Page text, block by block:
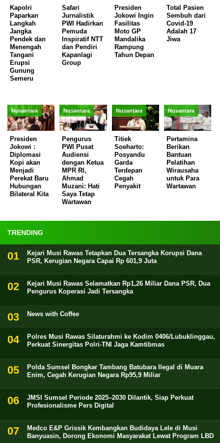
Kapolri
Paparkan
Langkah
Jangka
Pendek dan
Menengah
Tangani
Erupsi
Gunung
Semeru
Safari
Jurnalistik
PWI Hadirkan
Pemuda
Inspiratif NTT
dan Pendiri
Kapanlagi
Group
Presiden
Jokowi Ingin
Fasilitas
Moto GP
Mandalika
Rampung
Tahun Depan
Total Pasien
Sembuh dari
Covid-19
Adalah 17
Jiwa
Nusantara
Presiden
Jokowi :
Diplomasi
Kopi akan
Menjadi
Perekat Baru
Hubungan
Bilateral Kita
Nusantara
Pengurus
PWI Pusat
Audiensi
dengan Ketua
MPR RI,
Ahmad
Muzani: Hati
Saya Tetap
Wartawan
Nusantara
Titiek
Soeharto:
Posyandu
Garda
Terdepan
Cegah
Penyakit
Nusantara
Pertamina
Berikan
Bantuan
Pelatihan
Wirausaha
untuk Para
Wartawan
TRENDING
Kejari Musi Rawas Tetapkan Dua Tersangka Korupsi Dana
PSR, Kerugian Negara Capai Rp 601,9 Juta
Kejari Musi Rawas Selamatkan Rp1,26 Miliar Dana PSR, Dua
Pengurus Koperasi Jadi Tersangka
News with Coffee
Polres Musi Rawas Silaturahmi ke Kodim 0406/Lubuklinggau,
Perkuat Sinergitas Polri-TNI Jaga Kamtibmas
Polda Sumsel Bongkar Tambang Batubara Ilegal di Muara
Enim, Cegah Kerugian Negara Rp95,9 Miliar
JMSI Sumsel Periode 2025–2030 Dilantik, Siap Perkuat
Profesionalisme Pers Digital
Medco E&P Grissik Kembangkan Budidaya Lele di Musi
Banyuasin, Dorong Ekonomi Masyarakat Lewat Program LBD